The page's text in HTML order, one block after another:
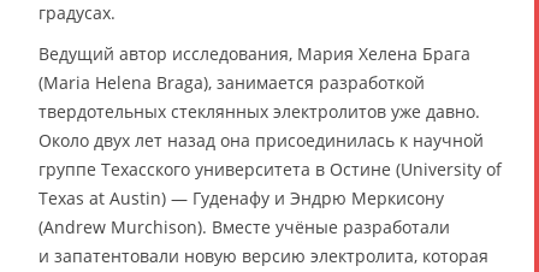
градусах.
Ведущий автор исследования, Мария Хелена Брага
(Maria Helena Braga), занимается разработкой
твердотельных стеклянных электролитов уже давно.
Около двух лет назад она присоединилась к научной
группе Техасского университета в Остине (University of
Texas at Austin) — Гуденафу и Эндрю Меркисону
(Andrew Murchison). Вместе учёные разработали
и запатентовали новую версию электролита, которая